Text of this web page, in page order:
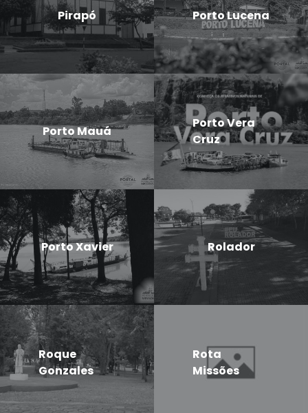
Pirapó Porto Lucena
Porto Mauá
Porto Vera
Cruz
Porto Xavier Rolador
Roque
Gonzales
Rota
Missões